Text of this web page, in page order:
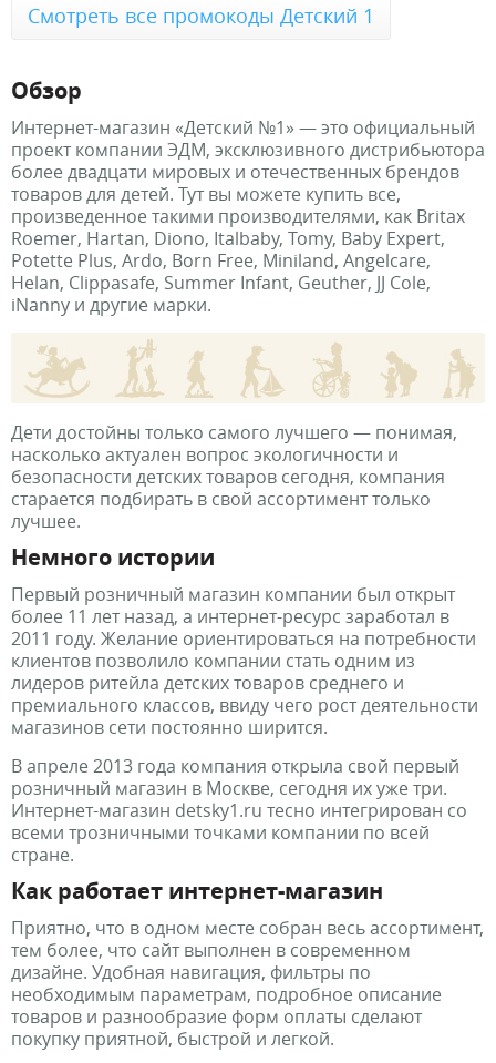
Смотреть все промокоды Детский 1
Обзор
Интернет-магазин «Детский №1» — это официальный
проект компании ЭДМ, эксклюзивного дистрибьютора
более двадцати мировых и отечественных брендов
товаров для детей. Тут вы можете купить все,
произведенное такими производителями, как Britax
Roemer, Hartan, Diono, Italbaby, Tomy, Baby Expert,
Potette Plus, Ardo, Born Free, Miniland, Angelcare,
Helan, Clippasafe, Summer Infant, Geuther, JJ Cole,
iNanny и другие марки.
Дети достойны только самого лучшего — понимая,
насколько актуален вопрос экологичности и
безопасности детских товаров сегодня, компания
старается подбирать в свой ассортимент только
лучшее.
Немного истории
Первый розничный магазин компании был открыт
более 11 лет назад, а интернет-ресурс заработал в
2011 году. Желание ориентироваться на потребности
клиентов позволило компании стать одним из
лидеров ритейла детских товаров среднего и
премиального классов, ввиду чего рост деятельности
магазинов сети постоянно ширится.
В апреле 2013 года компания открыла свой первый
розничный магазин в Москве, сегодня их уже три.
Интернет-магазин detsky1.ru тесно интегрирован со
всеми трозничными точками компании по всей
стране.
Как работает интернет-магазин
Приятно, что в одном месте собран весь ассортимент,
тем более, что сайт выполнен в современном
дизайне. Удобная навигация, фильтры по
необходимым параметрам, подробное описание
товаров и разнообразие форм оплаты сделают
покупку приятной, быстрой и легкой.